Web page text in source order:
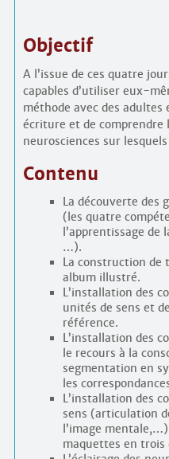
Objectif
A l’issue de ces quatre
capables d’utiliser eux-
méthode avec des
écriture et de comprendre
neurosciences sur
Contenu
La découverte des
(les quatre
l’apprentissage
…).
La construction de
album illustré.
L’installation des
unités de sens et
référence.
L’installation des
le recours à la
segmentation en
les
L’installation des
sens (articulation
l’image
maquettes en trois